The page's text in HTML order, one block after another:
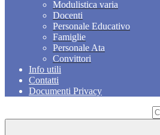
Modulistica varia
Docenti
Personale Educativo
Famiglie
Personale Ata
Convittori
Info utili
Contatti
Documenti Privacy